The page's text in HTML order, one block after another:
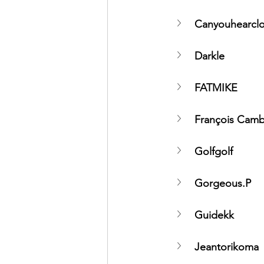
Darkle
FATMIKE
François
Golfgolf
Gorgeous.P
Guidekk
Jeantorikoma